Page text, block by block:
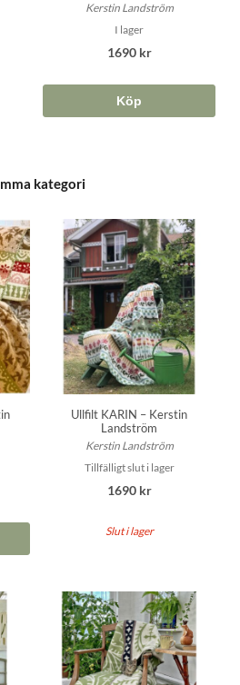
Kerstin Landström
I lager
1690 kr
Köp
kategori
Ullfilt KARIN – Kerstin
Landström
Kerstin Landström
Tillfälligt slut i lager
1690 kr
Slut i lager